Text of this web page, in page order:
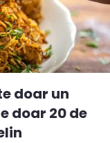
doar un
doar 20 de